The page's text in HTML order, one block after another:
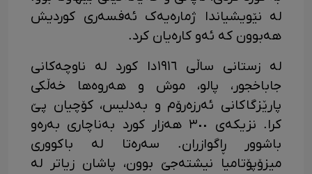
لە نێویشیاندا ژمارەیەک ئەفسەری کوردیش
هەبوون کە ئەو کارەیان کرد.
لە زستانی ساڵی ١٩١٦دا کورد لە ناوچەکانی
جاباخجور، پالو، موش و هەروەها خەڵکی
پارێزگاکانی ئەرزەرۆم و بەدلیس، کۆچیان پێ
کرا. نزیکەی ٣٠٠ هەزار کورد بەناچاری بەرەو
باشوور ڕاگوازران. سەرەتا لە باکووری
میزۆپۆتامیا نیشتەجێ بوون، پاشان زیاتر لە